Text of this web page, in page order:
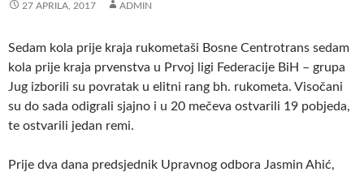
27 APRILA, 2017 ADMIN
Sedam kola prije kraja rukometaši Bosne Centrotrans sedam
kola prije kraja prvenstva u Prvoj ligi Federacije BiH – grupa
Jug izborili su povratak u elitni rang bh. rukometa. Visočani
su do sada odigrali sjajno i u 20 mečeva ostvarili 19 pobjeda,
te ostvarili jedan remi.
Prije dva dana predsjednik Upravnog odbora Jasmin Ahić,